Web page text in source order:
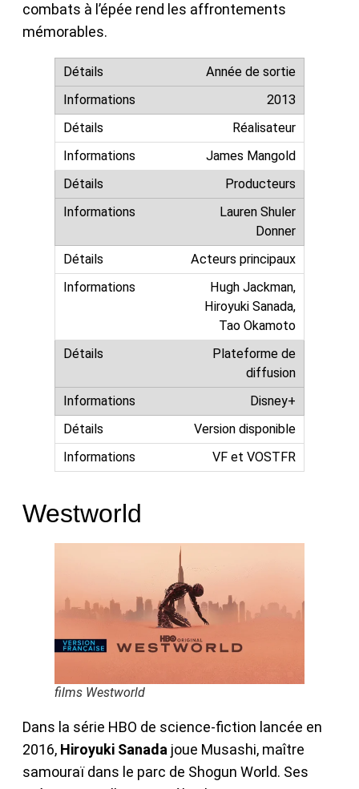
combats à l’épée rend les affrontements
mémorables.
Année de sortie
2013
Réalisateur
James Mangold
Producteurs
Lauren Shuler
Donner
Acteurs principaux
Hugh Jackman,
Hiroyuki Sanada,
Tao Okamoto
Plateforme de
diffusion
Disney+
Version disponible
VF et VOSTFR
Westworld
films Westworld
Dans la série HBO de science-fiction lancée en
2016, Hiroyuki Sanada joue Musashi, maître
samouraï dans le parc de Shogun World. Ses